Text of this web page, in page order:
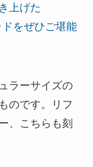
上げた
ドをぜひご堪能
ラーサイズの
のです。リフ
、こちらも刻